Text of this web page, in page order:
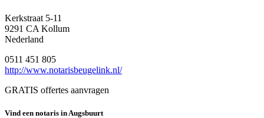
Kerkstraat 5-11
9291 CA Kollum
Nederland
0511 451 805
http://www.notarisbeugelink.nl/
GRATIS offertes aanvragen
Vind een notaris in Augsbuurt